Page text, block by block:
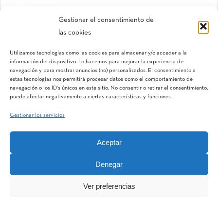
Gestionar el consentimiento de
las cookies
Utilizamos tecnologías como las cookies para almacenar y/o acceder a la
información del dispositivo. Lo hacemos para mejorar la experiencia de
navegación y para mostrar anuncios (no) personalizados. El consentimiento a
estas tecnologías nos permitirá procesar datos como el comportamiento de
navegación o los ID's únicos en este sitio. No consentir o retirar el consentimiento,
puede afectar negativamente a ciertas características y funciones.
Gestionar los servicios
Aceptar
Denegar
Ver preferencias
UniTechline™
Tubería riego por goteo autocompensante
MatWater Division